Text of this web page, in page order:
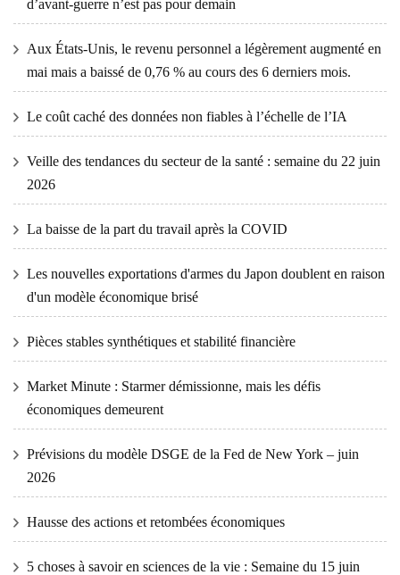
d’avant-guerre n’est pas pour demain
Aux États-Unis, le revenu personnel a légèrement augmenté en
mai mais a baissé de 0,76 % au cours des 6 derniers mois.
Le coût caché des données non fiables à l’échelle de l’IA
Veille des tendances du secteur de la santé : semaine du 22 juin
2026
La baisse de la part du travail après la COVID
Les nouvelles exportations d'armes du Japon doublent en raison
d'un modèle économique brisé
Pièces stables synthétiques et stabilité financière
Market Minute : Starmer démissionne, mais les défis
économiques demeurent
Prévisions du modèle DSGE de la Fed de New York – juin
2026
Hausse des actions et retombées économiques
5 choses à savoir en sciences de la vie : Semaine du 15 juin